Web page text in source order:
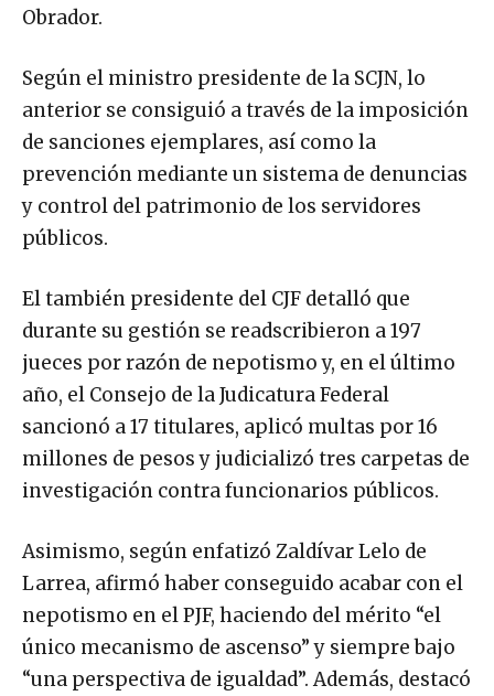
Obrador.
Según el ministro presidente de la SCJN, lo
anterior se consiguió a través de la imposición
de sanciones ejemplares, así como la
prevención mediante un sistema de denuncias
y control del patrimonio de los servidores
públicos.
El también presidente del CJF detalló que
durante su gestión se readscribieron a 197
jueces por razón de nepotismo y, en el último
año, el Consejo de la Judicatura Federal
sancionó a 17 titulares, aplicó multas por 16
millones de pesos y judicializó tres carpetas de
investigación contra funcionarios públicos.
Asimismo, según enfatizó Zaldívar Lelo de
Larrea, afirmó haber conseguido acabar con el
nepotismo en el PJF, haciendo del mérito “el
único mecanismo de ascenso” y siempre bajo
“una perspectiva de igualdad”. Además, destacó